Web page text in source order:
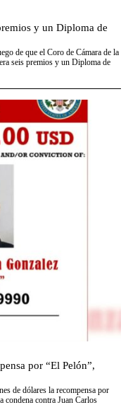
y un Diploma de
de que el Coro de Cámara de la
seis premios y un Diploma de
por “El Pelón”,
de dólares la recompensa por
condena contra Juan Carlos